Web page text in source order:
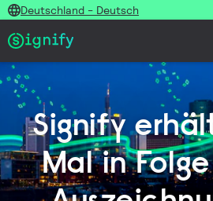
Deutschland - Deutsch
Signify
Mal in